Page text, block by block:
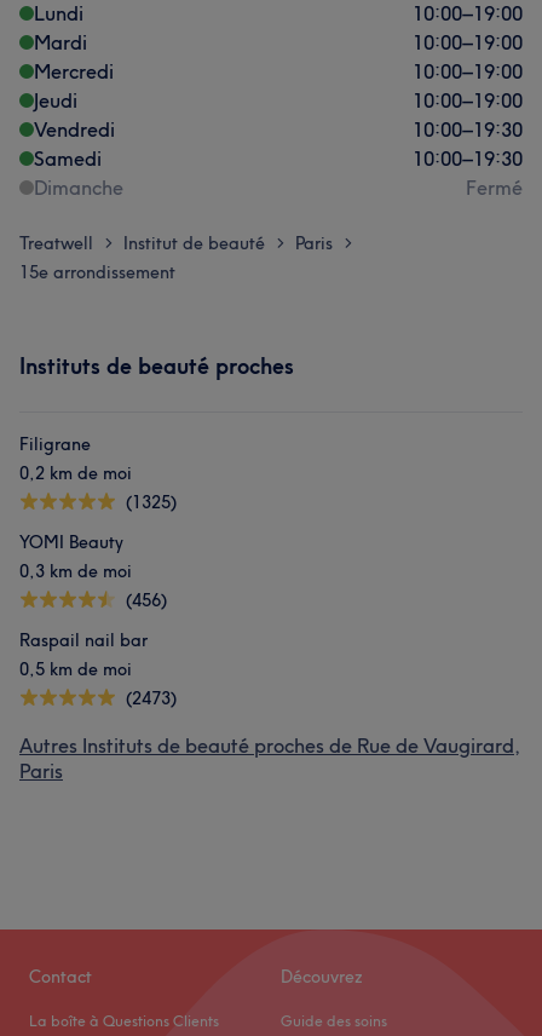
Lundi
10:00–19:00
Mardi
10:00–19:00
Mercredi
10:00–19:00
Jeudi
10:00–19:00
Vendredi
10:00–19:30
Samedi
10:00–19:30
Dimanche
Fermé
Treatwell > Institut de beauté > Paris >
15e arrondissement
Instituts de beauté proches
Filigrane
0,2 km de moi
(1325)
YOMI Beauty
0,3 km de moi
(456)
Raspail nail bar
0,5 km de moi
(2473)
Autres Instituts de beauté proches de Rue de Vaugirard,
Paris
Contact
La boîte à Questions Clients
Découvrez
Guide des soins